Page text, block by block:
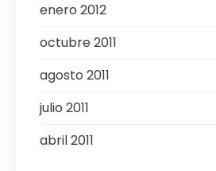
enero 2012
octubre 2011
agosto 2011
julio 2011
abril 2011